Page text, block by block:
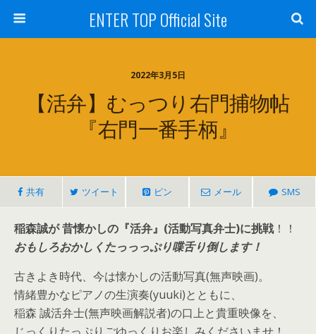
ENTER TOP Official Site
2022年3月5日
【活弁】むっつり右門捕物帖
『右門一番手柄』
共有 ツイート ピン メール SMS
稲森誠が 昔懐かしの『活弁』(活動写真弁士)に挑戦！！
おもしろおかしくたっっっぷり喋舌り倒します！
古きよき時代、今は懐かしの活動写真(無声映画)。
情緒豊かなピアノの生演奏(yuuki)とともに、
稲森 誠活弁士(無声映画解説者)の口上と貴重映像を、